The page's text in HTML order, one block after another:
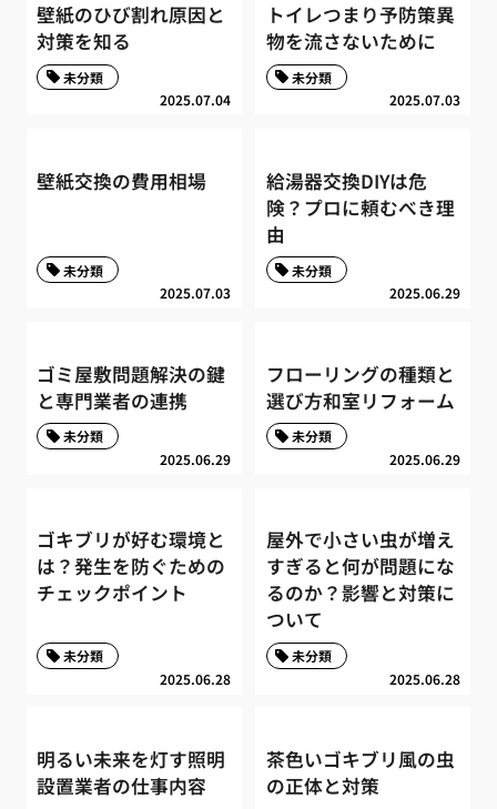
壁紙のひび割れ原因と
対策を知る
2025.07.04
未分類
トイレつまり予防策異
物を流さないために
2025.07.03
未分類
壁紙交換の費用相場
2025.07.03
未分類
給湯器交換DIYは危
険？プロに頼むべき理
由
2025.06.29
未分類
ゴミ屋敷問題解決の鍵
と専門業者の連携
2025.06.29
未分類
フローリングの種類と
選び方和室リフォーム
2025.06.29
未分類
ゴキブリが好む環境と
は？発生を防ぐための
チェックポイント
2025.06.28
未分類
屋外で小さい虫が増え
すぎると何が問題にな
るのか？影響と対策に
ついて
2025.06.28
未分類
明るい未来を灯す照明
設置業者の仕事内容
茶色いゴキブリ風の虫
の正体と対策